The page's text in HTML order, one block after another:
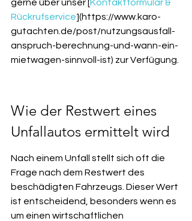
gerne über unser [Kontaktformular &
Rückrufservice](https://www.karo-
gutachten.de/post/nutzungsausfall-
anspruch-berechnung-und-wann-ein-
mietwagen-sinnvoll-ist) zur Verfügung.
Wie der Restwert eines
Unfallautos ermittelt wird
Nach einem Unfall stellt sich oft die
Frage nach dem Restwert des
beschädigten Fahrzeugs. Dieser Wert
ist entscheidend, besonders wenn es
um einen wirtschaftlichen